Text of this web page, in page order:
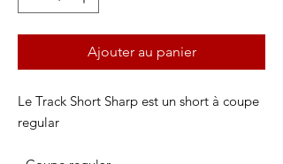
Ajouter au panier
Le Track Short Sharp est un short à coupe
regular